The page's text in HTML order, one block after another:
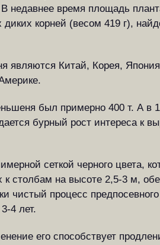
недавнее время площадь
корней (весом 419 г),
являются Китай, Корея,
был примерно 400 т. А в
бурный рост интереса к
сеткой черного цвета,
к столбам на высоте 2,5-3 м,
чистый процесс
4 лет.
его способствует